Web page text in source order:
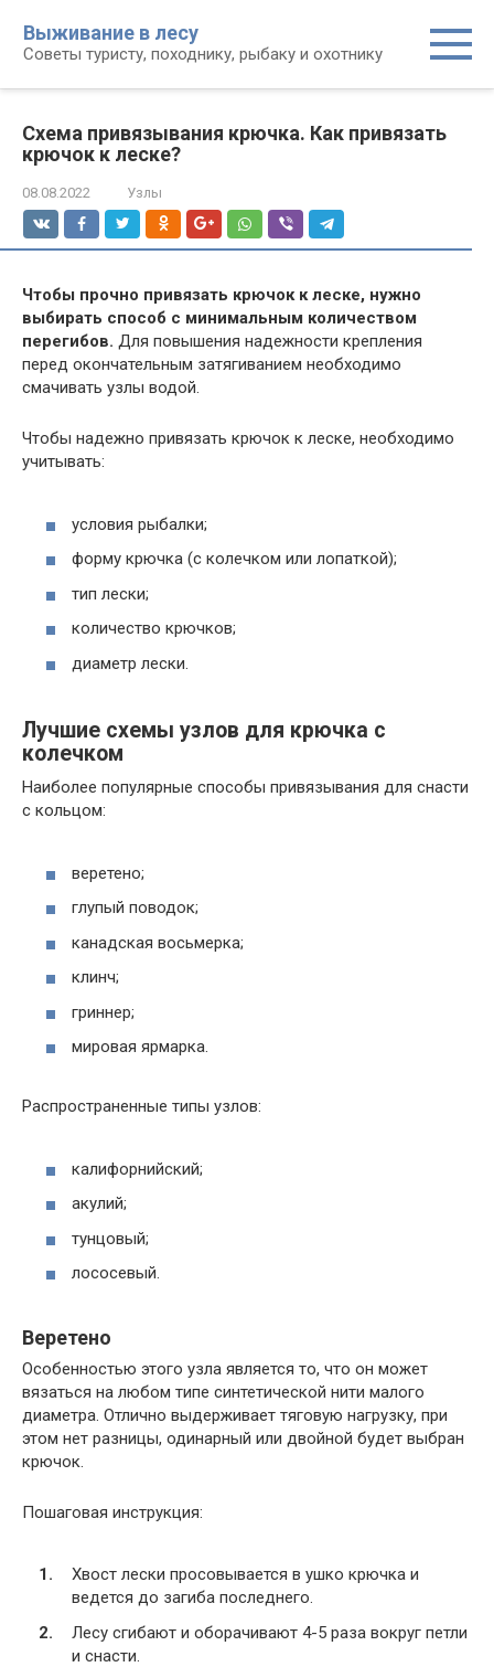
контенту
Выживание в лесу
Советы туристу, походнику, рыбаку и охотнику
Схема привязывания крючка. Как привязать
крючок к леске?
08.08.2022 Узлы
Чтобы прочно привязать крючок к леске, нужно
выбирать способ с минимальным количеством
перегибов. Для повышения надежности крепления
перед окончательным затягиванием необходимо
смачивать узлы водой.
Чтобы надежно привязать крючок к леске, необходимо
учитывать:
условия рыбалки;
форму крючка (с колечком или лопаткой);
тип лески;
количество крючков;
диаметр лески.
Лучшие схемы узлов для крючка с
колечком
Наиболее популярные способы привязывания для снасти
с кольцом:
веретено;
глупый поводок;
канадская восьмерка;
клинч;
гриннер;
мировая ярмарка.
Распространенные типы узлов:
калифорнийский;
акулий;
тунцовый;
лососевый.
Веретено
Особенностью этого узла является то, что он может
вязаться на любом типе синтетической нити малого
диаметра. Отлично выдерживает тяговую нагрузку, при
этом нет разницы, одинарный или двойной будет выбран
крючок.
Пошаговая инструкция:
Хвост лески просовывается в ушко крючка и
ведется до загиба последнего.
Лесу сгибают и оборачивают 4-5 раза вокруг петли
и снасти.